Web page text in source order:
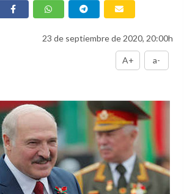
23 de septiembre de 2020, 20:00h
A+ a-